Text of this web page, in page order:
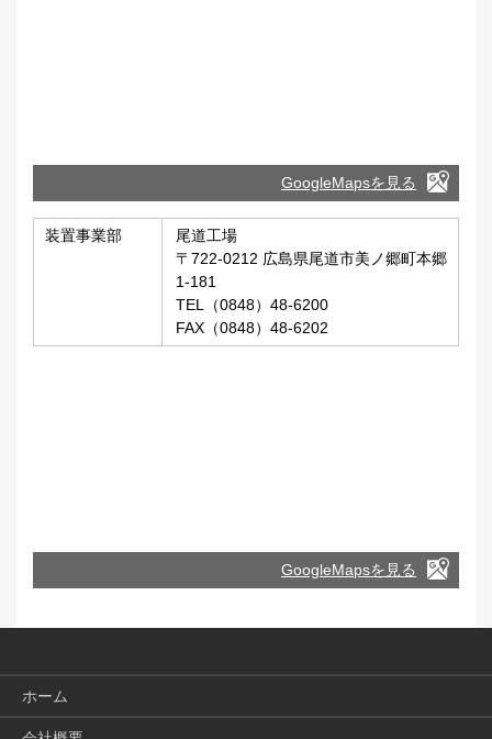
GoogleMapsを見る
装置事業部
尾道工場
〒722-0212 広島県尾道市美ノ郷町本郷
1-181
TEL（0848）48-6200
FAX（0848）48-6202
GoogleMapsを見る
ホーム